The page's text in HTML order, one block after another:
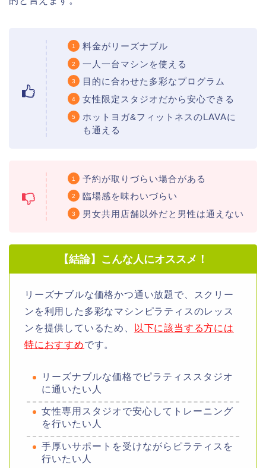
料金がリーズナブル
一人一台マシンを使える
目的に合わせた多彩なプログラム
女性限定スタジオだから安心できる
ホットヨガ&フィットネスのLAVAに
も通える
予約が取りづらい場合がある
臨場感を味わいづらい
男女共用店舗以外だと男性は通えない
【結論】こんな人にオススメ！
リーズナブルな価格かつ通い放題で、スクリー
ンを利用した多彩なマシンピラティスのレッス
ンを提供しているため、
以下に該当する方には
特におすすめです。
リーズナブルな価格でピラティススタジオ
に通いたい人
女性専用スタジオで安心してトレーニング
を行いたい人
手厚いサポートを受けながらピラティスを
行いたい人